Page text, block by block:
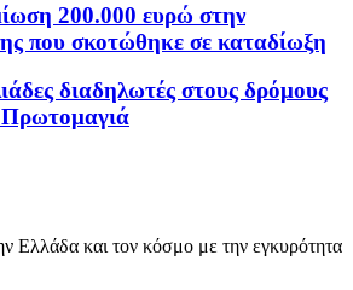
200.000 ευρώ στην
που σκοτώθηκε σε καταδίωξη
διαδηλωτές στους δρόμους
Πρωτομαγιά
Ελλάδα και τον κόσμο με την εγκυρότητα